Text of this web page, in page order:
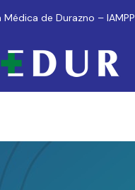
de Durazno – IAMPP